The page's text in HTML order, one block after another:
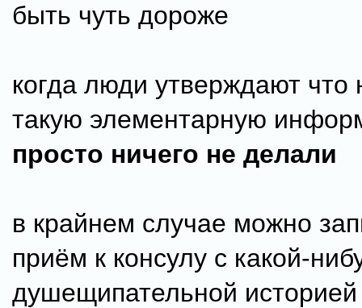
быть чуть дороже
когда люди утверждают что
такую элементарную
просто ничего не делали
в крайнем случае можно
приём к консулу с какой-
душещипательной